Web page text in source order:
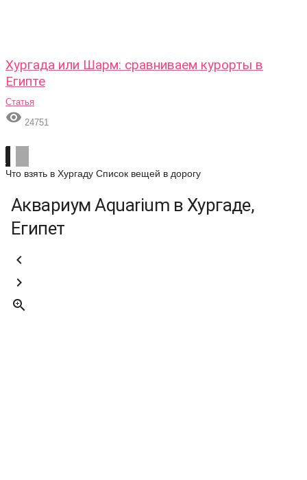
Хургада или Шарм: сравниваем курорты в
Египте
Статья
 24751
Что взять в Хургаду Список вещей в дорогу
Аквариум Aquarium в Хургаде,
Египет


